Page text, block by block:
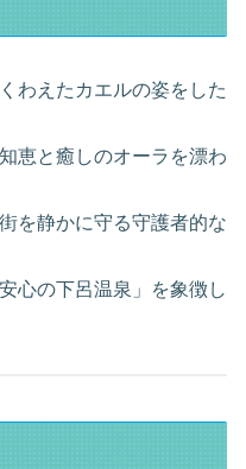
わえたカエルの姿をした
恵と癒しのオーラを漂わ
を静かに守る守護者的な
心の下呂温泉」を象徴し